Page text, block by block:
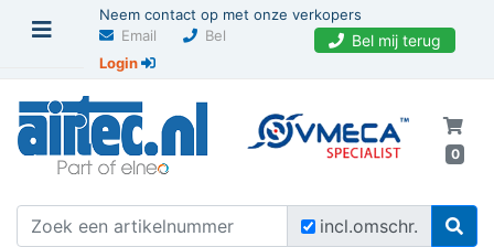
Neem contact op met onze verkopers
Email
Bel Bel mij terug
Login
0
incl.omschr.
U bevindt zich hier Home